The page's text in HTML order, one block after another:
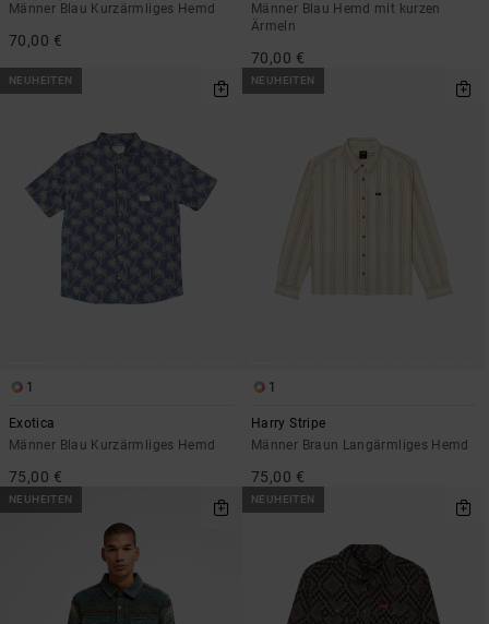
Männer Blau Kurzärmliges Hemd
70,00 €
Männer Blau Hemd mit kurzen
Ärmeln
70,00 €
NEUHEITEN
1
Exotica
Männer Blau Kurzärmliges Hemd
75,00 €
NEUHEITEN
1
Harry Stripe
Männer Braun Langärmliges Hemd
75,00 €
NEUHEITEN NEUHEITEN